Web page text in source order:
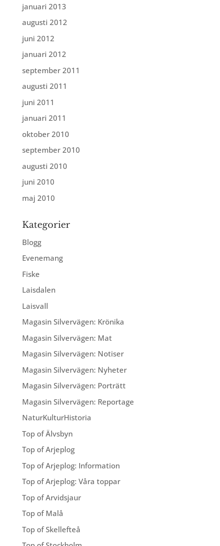
januari 2013
augusti 2012
juni 2012
januari 2012
september 2011
augusti 2011
juni 2011
januari 2011
oktober 2010
september 2010
augusti 2010
juni 2010
maj 2010
Kategorier
Blogg
Evenemang
Fiske
Laisdalen
Laisvall
Magasin Silvervägen: Krönika
Magasin Silvervägen: Mat
Magasin Silvervägen: Notiser
Magasin Silvervägen: Nyheter
Magasin Silvervägen: Porträtt
Magasin Silvervägen: Reportage
NaturKulturHistoria
Top of Älvsbyn
Top of Arjeplog
Top of Arjeplog: Information
Top of Arjeplog: Våra toppar
Top of Arvidsjaur
Top of Malå
Top of Skellefteå